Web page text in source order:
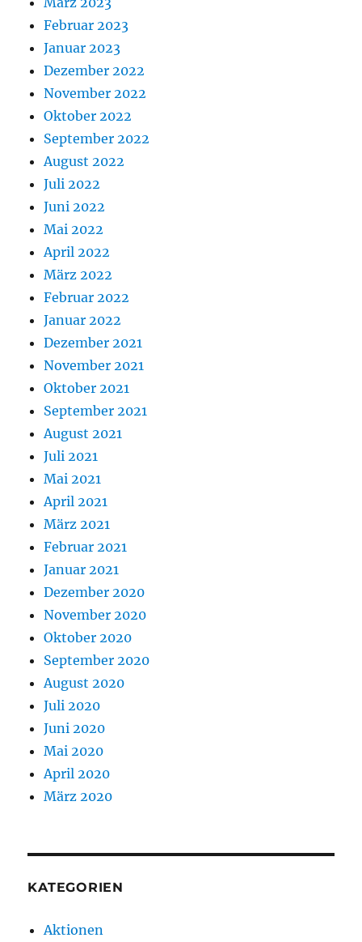
Februar 2023
Januar 2023
Dezember 2022
November 2022
Oktober 2022
September 2022
August 2022
Juli 2022
Juni 2022
Mai 2022
April 2022
März 2022
Februar 2022
Januar 2022
Dezember 2021
November 2021
Oktober 2021
September 2021
August 2021
Juli 2021
Mai 2021
April 2021
März 2021
Februar 2021
Januar 2021
Dezember 2020
November 2020
Oktober 2020
September 2020
August 2020
Juli 2020
Juni 2020
Mai 2020
April 2020
März 2020
KATEGORIEN
Aktionen